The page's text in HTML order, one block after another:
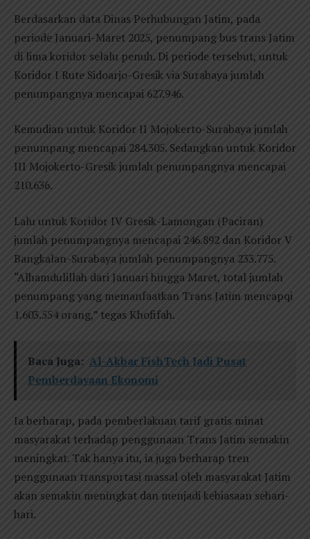
Berdasarkan data Dinas Perhubungan Jatim, pada
periode Januari-Maret 2025, penumpang bus trans Jatim
di lima koridor selalu penuh. Di periode tersebut, untuk
Koridor I Rute Sidoarjo-Gresik via Surabaya jumlah
penumpangnya mencapai 627.946.
Kemudian untuk Koridor II Mojokerto-Surabaya jumlah
penumpang mencapai 284.305. Sedangkan untuk Koridor
III Mojokerto-Gresik jumlah penumpangnya mencapai
210.636.
Lalu untuk Koridor IV Gresik-Lamongan (Paciran)
jumlah penumpangnya mencapai 246.892 dan Koridor V
Bangkalan-Surabaya jumlah penumpangnya 233.775.
“Alhamdulillah dari Januari hingga Maret, total jumlah
penumpang yang memanfaatkan Trans Jatim mencapqi
1.603.554 orang,” tegas Khofifah.
Baca Juga: Al-Akbar FishTech Jadi Pusat
Pemberdayaan Ekonomi
Ia berharap, pada pemberlakuan tarif gratis minat
masyarakat terhadap penggunaan Trans Jatim semakin
meningkat. Tak hanya itu, ia juga berharap tren
penggunaan transportasi massal oleh masyarakat Jatim
akan semakin meningkat dan menjadi kebiasaan sehari-
hari.